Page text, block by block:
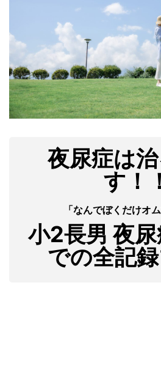
夜尿症は
す！！
「なんでぼくだけオ
小2長男 夜尿
での全記